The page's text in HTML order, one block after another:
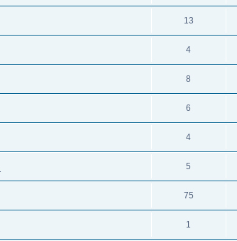
13
4
8
6
4
5
75
1